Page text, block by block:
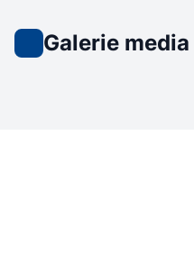
Galerie media